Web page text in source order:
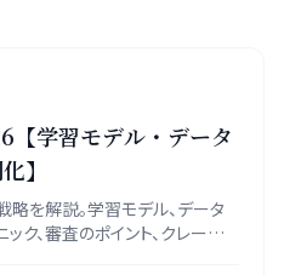
【学習モデル・データ
】
を解説。学習モデル、データ
、審査のポイント、クレームの